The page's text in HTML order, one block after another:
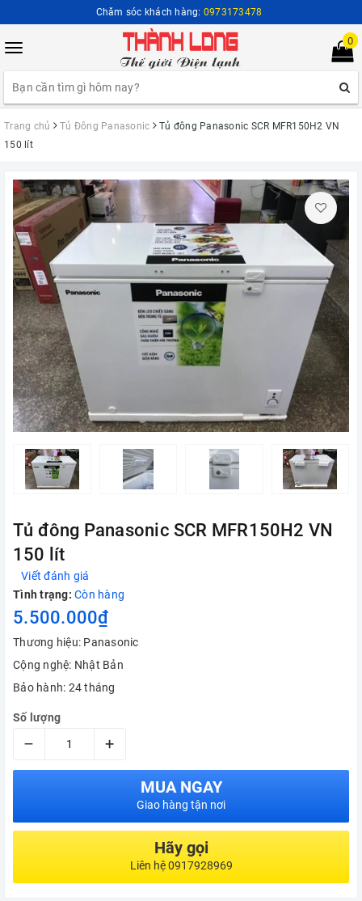
Chăm sóc khách hàng: 0973173478
Toggle
0
Trang chủ Tủ Đông Panasonic
Tủ đông Panasonic SCR MFR150H2 VN
150 lít
Tủ đông Panasonic SCR MFR150H2 VN
150 lít
Viết đánh giá
Tình trạng: Còn hàng
5.500.000₫
Thương hiệu: Panasonic
Cộng nghệ: Nhật Bản
Bảo hành: 24 tháng
Số lượng
– +
MUA NGAY
Giao hàng tận nơi
Hãy gọi
Liên hệ 0917928969